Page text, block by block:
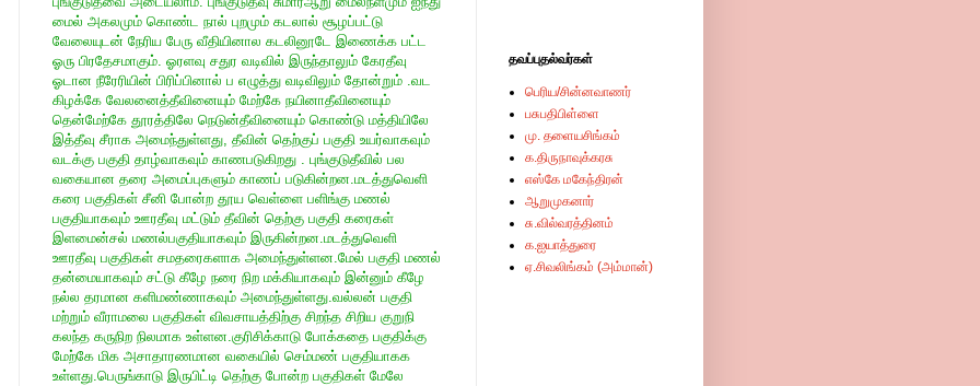
மைல் அகலமும் கொண்ட நால் புறமும் கடலால் சூழப்பட்டு
வேலையுடன் நேரிய பேரு வீதியினால கடலினூடே இணைக்க பட்ட
ஓரு பிரதேசமாகும். ஓரளவு சதுர வடிவில் இருந்தாலும் கேரதீவு
ஓடான நீரேரியின் பிரிப்பினால் ப எழுத்து வடிவிலும் தோன்றும் .வட
கிழக்கே வேலனைத்தீவினையும் மேற்கே நயினாதீவினையும்
தென்மேற்கே தூரத்திலே நெடுன்தீவினையும் கொண்டு மத்தியிலே
இத்தீவு சீராக அமைந்துள்ளது, தீவின் தெற்குப் பகுதி உயர்வாகவும்
வடக்கு பகுதி தாழ்வாகவும் காணபடுகிறது . புங்குடுதீவில் பல
வகையான தரை அமைப்புகளும் காணப் படுகின்றன.மடத்துவெளி
கரை பகுதிகள் சீனி போன்ற தூய வெள்ளை பளிங்கு மணல்
பகுதியாகவும் ஊரதீவு மட்டும் தீவின் தெற்கு பகுதி கரைகள்
இளமைன்சல் மணல்பகுதியாகவும் இருகின்றன.மடத்துவெளி
ஊரதீவு பகுதிகள் சமதரைகளாக அமைந்துள்ளன.மேல் பகுதி மணல்
தன்மையாகவும் சட்டு கீழே நரை நிற மக்கியாகவும் இன்னும் கீழே
நல்ல தரமான களிமண்ணாகவும் அமைந்துள்ளது.வல்லன் பகுதி
மற்றும் வீராமலை பகுதிகள் விவசாயத்திற்கு சிறந்த சிறிய குறுநி
கலந்த கருநிற நிலமாக உள்ளன.குரிசிக்காடு போக்கதை பகுதிக்கு
மேற்கே மிக அசாதாரணமான வகையில் செம்மண் பகுதியாகக
உள்ளது.பெருங்காடு இருபிட்டி தெற்கு போன்ற பகுதிகள் மேலே
தவப்புதல்வர்கள்
பெரிய/சின்னவாணர்
பசுபதிபிள்ளை
மு. தளையசிங்கம்
க.திருநாவுக்கரசு
எஸ்கே மகேந்திரன்
ஆறுமுகனார்
சு.வில்வரத்தினம்
க.ஐயாத்துரை
ஏ.சிவலிங்கம் (அம்மான்)